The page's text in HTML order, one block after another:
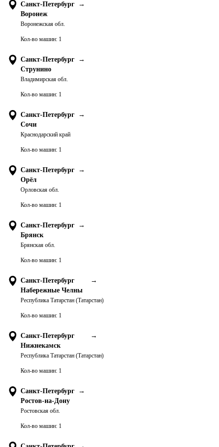
Санкт-Петербург
→
Воронеж
Воронежская обл.
Кол-во машин: 1
Санкт-Петербург
→
Струнино
Владимирская обл.
Кол-во машин: 1
Санкт-Петербург
→
Сочи
Краснодарский край
Кол-во машин: 1
Санкт-Петербург
→
Орёл
Орловская обл.
Кол-во машин: 1
Санкт-Петербург
→
Брянск
Брянская обл.
Кол-во машин: 1
Санкт-Петербург
→
Набережные Челны
Республика Татарстан (Татарстан)
Кол-во машин: 1
Санкт-Петербург
→
Нижнекамск
Республика Татарстан (Татарстан)
Кол-во машин: 1
Санкт-Петербург
→
Ростов-на-Дону
Ростовская обл.
Кол-во машин: 1